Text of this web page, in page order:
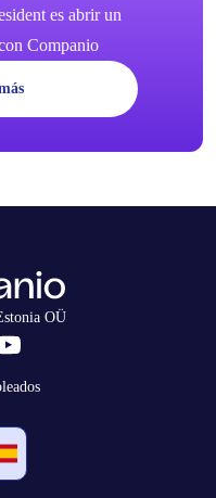
es abrir un
Companio
OÜ